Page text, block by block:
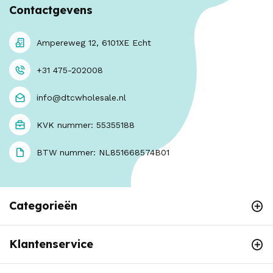
Gewicht: 95 gram
Bijzonder Krachtig, ergonomisch afgewerkt
Contactgevens
Ampereweg 12, 6101XE Echt
+31 475-202008
info@dtcwholesale.nl
KVK nummer: 55355188
BTW nummer: NL851668574B01
Categorieën
Klantenservice